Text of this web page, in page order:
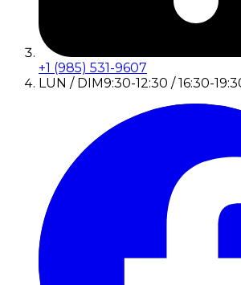
+1 (985) 531-9607
LUN / DIM9:30-12:30 / 16:30-